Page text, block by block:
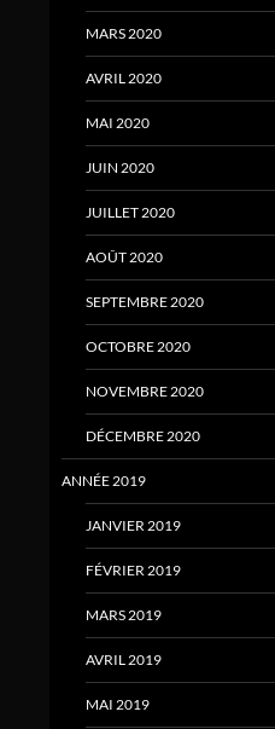
MARS 2020
AVRIL 2020
MAI 2020
JUIN 2020
JUILLET 2020
AOÛT 2020
SEPTEMBRE 2020
OCTOBRE 2020
NOVEMBRE 2020
DÉCEMBRE 2020
ANNÉE 2019
JANVIER 2019
FÉVRIER 2019
MARS 2019
AVRIL 2019
MAI 2019